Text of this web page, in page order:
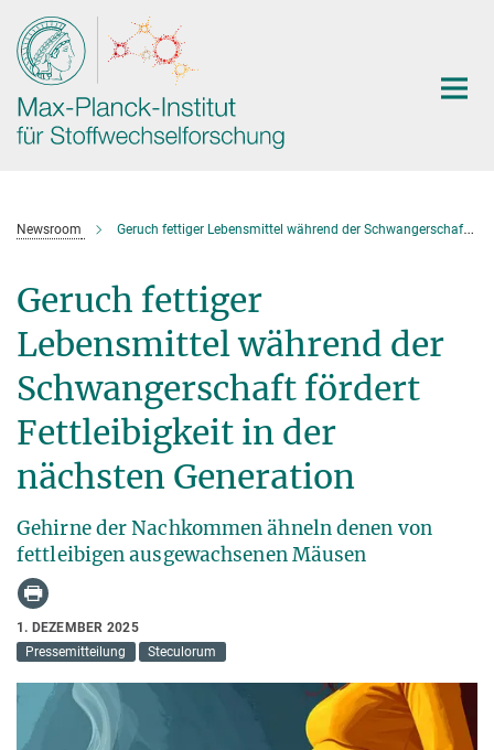
Hauptinhalt
Newsroom Geruch fettiger Lebensmittel während der Schwangerschaft fördert Fettleibigkeit in der nächsten Generation
Geruch fettiger
Lebensmittel während der
Schwangerschaft fördert
Fettleibigkeit in der
nächsten Generation
Gehirne der Nachkommen ähneln denen von
fettleibigen ausgewachsenen Mäusen
1. DEZEMBER 2025
Pressemitteilung
Steculorum